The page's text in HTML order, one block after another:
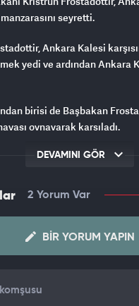
seyretti.
Ankara Kalesi
yedi ve ardından Ankara
birisi de Başbakan
oynayarak karşıladı.
bir turun ardından üst kısma
sonra kale esnafıyla
DEVAMINI GÖR
2 Yorum Var
BIR YORUM YAPIN